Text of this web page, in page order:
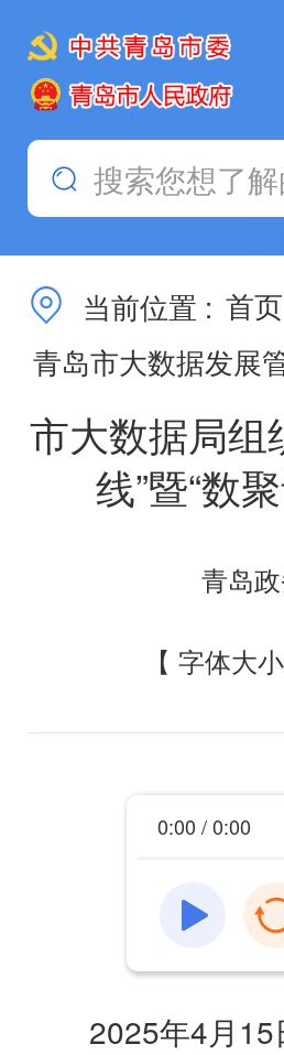
当前位置 : 首页
青岛市大数据发展
市大数据局组
线”暨“数
青岛
【 字体大
0:00 / 0:00
2025年4月